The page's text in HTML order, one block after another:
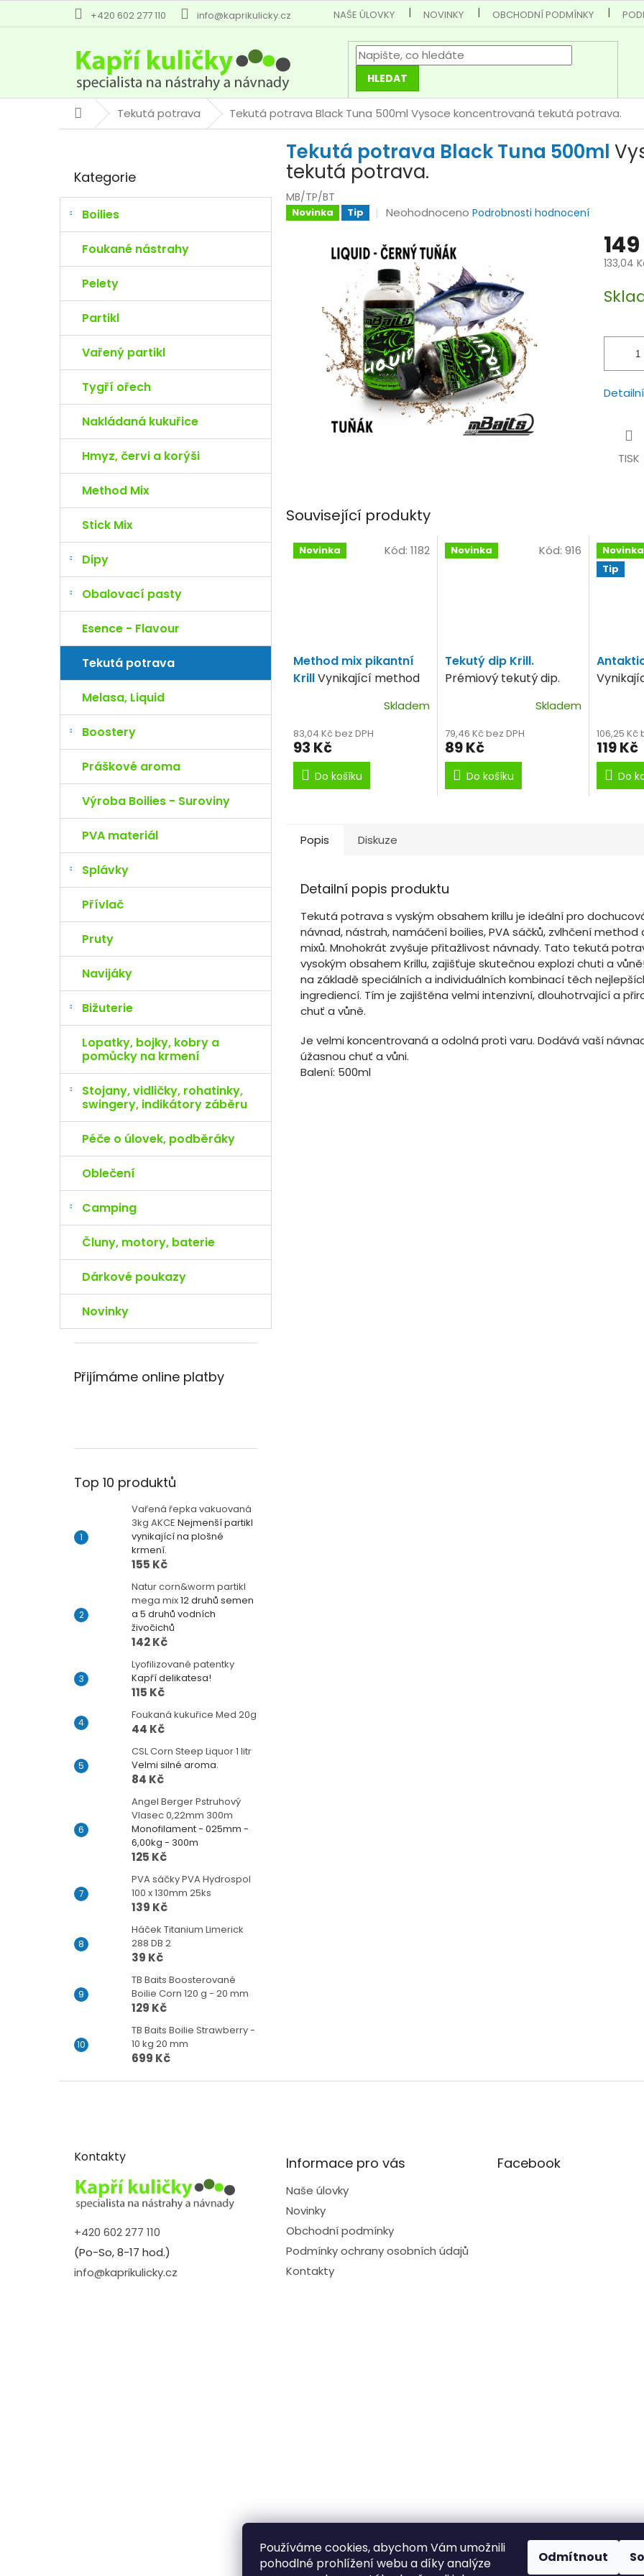
Používáme cookies, abychom Vám umožnili
pohodlné prohlížení webu a díky analýze
Odmítnout
+420 602 277 110 info@kaprikulicky.cz NAŠE ÚLOVKY NOVINKY OBCHODNÍ PODMÍNKY
HLEDAT
DomůTekutá potrava Tekutá potrava Black Tuna 500ml Vysoce koncentrovaná tekutá potrava.
r
n
í
l
kategorie
Kategorie
Boilies
Foukané nástrahy
Pelety
Partikl
Vařený partikl
Tygří ořech
Nakládaná kukuřice
Hmyz, červi a korýši
Method Mix
Stick Mix
Dipy
Obalovací pasty
Esence - Flavour
Tekutá potrava
Melasa, Liquid
Boostery
Práškové aroma
Výroba Boilies - Suroviny
PVA materiál
Splávky
Přívlač
Pruty
Navijáky
Bižuterie
Lopatky, bojky, kobry a
pomůcky na krmení
Stojany, vidličky, rohatinky,
swingery, indikátory záběru
Péče o úlovek, podběráky
Oblečení
Camping
Čluny, motory, baterie
Dárkové poukazy
Novinky
Přijímáme online platby
Top 10 produktů
Vařená řepka vakuovaná
3kg AKCE Nejmenší partikl
vynikající na plošné
krmení.
155 Kč
Natur corn&worm partikl
mega mix12 druhů semen
a 5 druhů vodních
živočichů
142 Kč
Lyofilizované patentky
Kapří delikatesa!
115 Kč
Foukaná kukuřice Med 20g
44 Kč
CSL Corn Steep Liquor 1 litr
Velmi silné aroma.
84 Kč
Angel Berger Pstruhový
Vlasec 0,22mm 300m
Monofilament - 025mm -
6,00kg - 300m
125 Kč
PVA sáčky PVA Hydrospol
100 x 130mm 25ks
139 Kč
Háček Titanium Limerick
288 DB 2
39 Kč
TB Baits Boosterované
Boilie Corn 120 g - 20 mm
129 Kč
TB Baits Boilie Strawberry -
10 kg 20 mm
699 Kč
Tekutá potrava Black Tuna 500ml
tekutá potrava.
MB/TP/BT
Novinka Tip
Průměrné
produktu
je
0,0
z
5
hvězdiček.
Neohodnoceno Podrobnosti hodnocení
133,04
cena:
TISK
Související produkty
Novinka
Method mix pikantní
KrillVynikající method
Skladem
83,04 Kč bez DPH
93 Kč
Do košíku
Kód: 1182 Novinka
Tekutý dip Krill.
Prémiový tekutý dip.
Skladem
79,46 Kč bez DPH
89 Kč
Do košíku
Kód: 916
Novinka
Tip
106,25 Kč
119 Kč
Do
Popis Diskuze
Detailní popis produktu
Tekutá potrava s vyským obsahem krillu je ideální pro
návnad, nástrah, namáčení boilies, PVA sáčků, zvlhčení method
mixů. Mnohokrát zvyšuje přitažlivost návnady. Tato tekutá
vysokým obsahem Krillu, zajišťuje skutečnou explozi chuti a
na základě speciálních a individuálních kombinací těch
ingrediencí. Tím je zajištěna velmi intenzivní, dlouhotrvající a
chuť a vůně.
Je velmi koncentrovaná a odolná proti varu. Dodává vaší
úžasnou chuť a vůni.
Balení: 500ml
Kontakty
+420 602 277 110
(Po-So, 8-17 hod.)
info@kaprikulicky.cz
Informace pro vás
Naše úlovky
Novinky
Obchodní podmínky
Podmínky ochrany osobních údajů
Kontakty
Facebook